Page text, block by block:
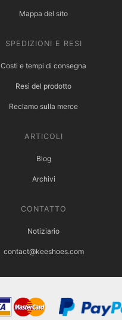
Mappa del sito
SPEDIZIONI E RESI
Costi e tempi di consegna
Resi del prodotto
Reclamo sulla merce
ARTICOLI
Blog
Archivi
CONTATTO
Notiziario
contact@keeshoes.com